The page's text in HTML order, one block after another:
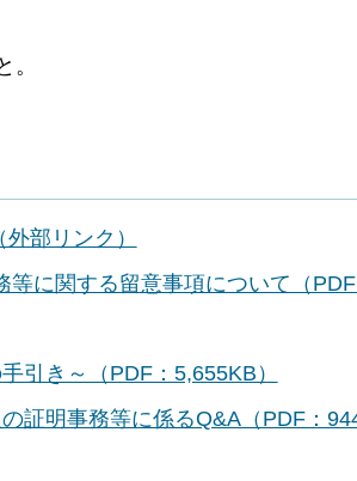
。
部リンク）
に関する留意事項について（PDF
引き～（PDF：5,655KB）
証明事務等に係るQ&A（PDF：